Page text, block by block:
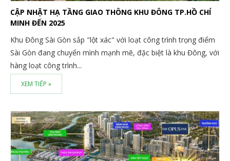
CẬP NHẬT HẠ TẦNG GIAO THÔNG KHU ĐÔNG TP.HỒ CHÍ
MINH ĐẾN 2025
Khu Đông Sài Gòn sắp "lột xác" với loạt công trình trọng điểm
Sài Gòn đang chuyển mình mạnh mẽ, đặc biệt là khu Đông, với
hàng loạt công trình...
XEM TIẾP »